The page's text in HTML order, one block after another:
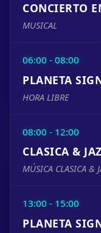
CONCIERTO
MUSICAL
06:00 - 08:00
PLANETA
HORA LIBRE
08:00 - 12:00
CLASICA &
MÚSICA CLASICA &
13:00 - 15:00
PLANETA